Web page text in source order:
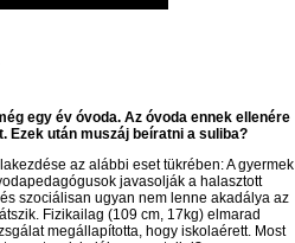
egy év óvoda. Az óvoda ennek ellenére
Ezek után muszáj beíratni a suliba?
e az alábbi eset tükrében: A gyermek
pedagógusok javasolják a halasztott
szociálisan ugyan nem lenne akadálya az
Fizikailag (109 cm, 17kg) elmarad
megállapította, hogy iskolaérett. Most